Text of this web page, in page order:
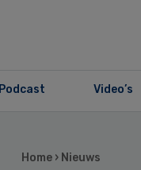
Podcast Video’s
Home › Nieuws